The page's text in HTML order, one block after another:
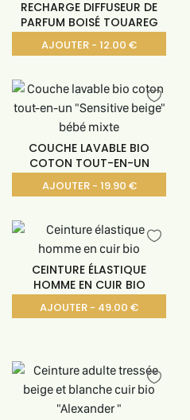
RECHARGE DIFFUSEUR DE
PARFUM BOISÉ TOUAREG
AJOUTER - 12.00 €
COUCHE LAVABLE BIO
COTON TOUT-EN-UN
AJOUTER - 19.90 €
CEINTURE ÉLASTIQUE
HOMME EN CUIR BIO
AJOUTER - 49.00 €